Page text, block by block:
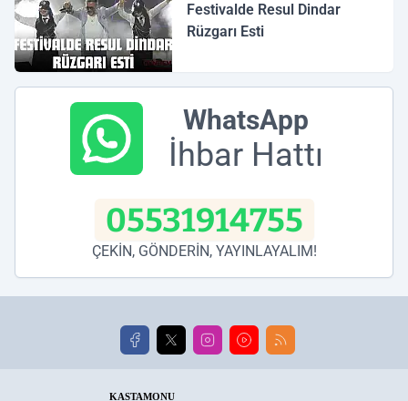
Festivalde Resul Dindar
Rüzgarı Esti
WhatsApp
İhbar Hattı
05531914755
ÇEKİN, GÖNDERİN, YAYINLAYALIM!